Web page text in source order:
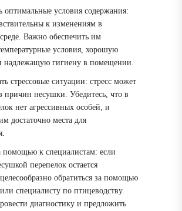
оптимальные условия содержания:
к изменениям в
Важно обеспечить им
условия, хорошую
надлежащую гигиену в помещении.
стрессовые ситуации: стресс может
причин несушки. Убедитесь, что в
нет агрессивных особей, и
достаточно места для
помощью к специалистам: если
перепелок остается
обратиться за помощью
специалисту по птицеводству.
диагностику и предложить